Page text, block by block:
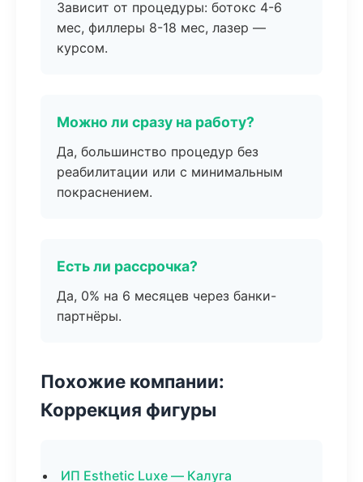
Зависит от процедуры: ботокс 4-6
мес, филлеры 8-18 мес, лазер —
курсом.
Можно ли сразу на работу?
Да, большинство процедур без
реабилитации или с минимальным
покраснением.
Есть ли рассрочка?
Да, 0% на 6 месяцев через банки-
партнёры.
Похожие компании:
Коррекция фигуры
ИП Esthetic Luxe — Калуга